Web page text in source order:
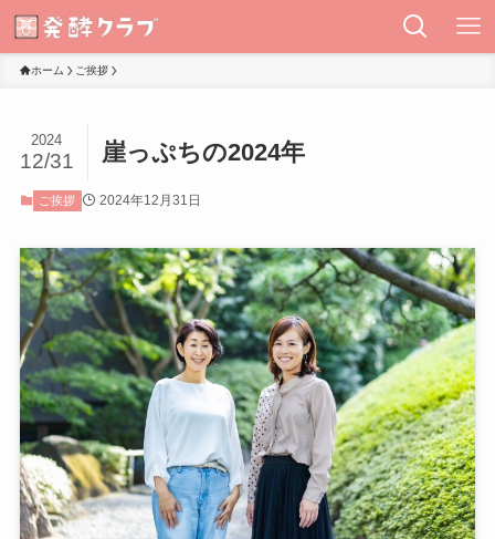
ホーム ご挨拶
崖っぷちの2024年
2024
12/31
ご挨拶 2024年12月31日